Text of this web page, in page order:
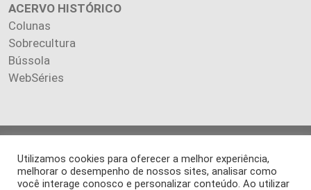
ACERVO HISTÓRICO
Colunas
Sobrecultura
Bússola
WebSéries
reservados.
Os artigos publicados na revista refletem exclusivamente a
Utilizamos cookies para oferecer a melhor experiência,
melhorar o desempenho de nossos sites, analisar como
você interage conosco e personalizar conteúdo. Ao utilizar